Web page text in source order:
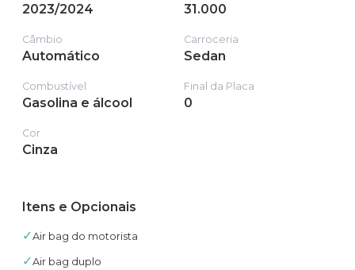
2023/2024 31.000
Câmbio
Automático
Carroceria
Sedan
Combustível
Gasolina e álcool
Final da Placa
0
Cor
Cinza
Itens e Opcionais
✓Air bag do motorista
✓Air bag duplo